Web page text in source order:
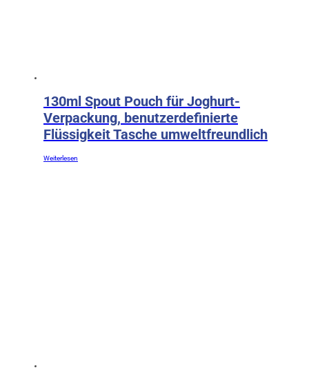
130ml Spout Pouch für Joghurt-
Verpackung, benutzerdefinierte
Flüssigkeit Tasche umweltfreundlich
Weiterlesen